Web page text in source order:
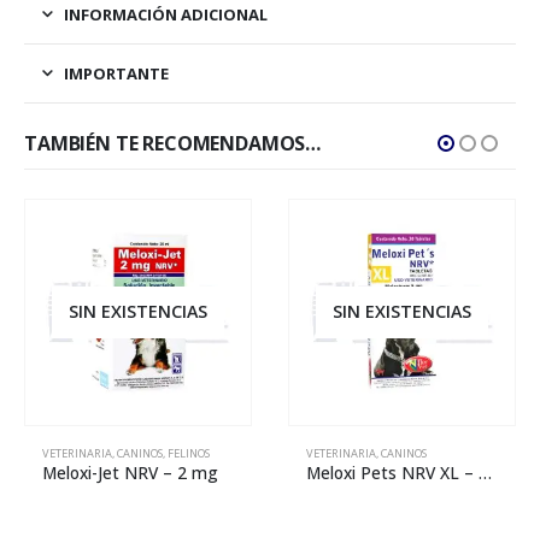
INFORMACIÓN ADICIONAL
IMPORTANTE
TAMBIÉN TE RECOMENDAMOS…
SIN EXISTENCIAS
VETERINARIA,CANINOS, FELINOS
Meloxi-Jet NRV – 2 mg
SIN EXISTENCIAS
VETERINARIA,CANINOS
Meloxi Pets NRV XL – 5 mg